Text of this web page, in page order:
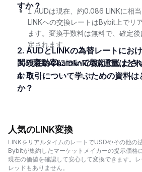
すか？
1 AUDは現在、約0.086 LINKに相
LINKへの交換レートはBybit上でリ
ます。変換手数料は無料で、確定
定されます。
2. AUDとLINKの為替レートにおける、過去24時
間の変動率について教えてくださ
3. 現在のChainlinkの流通量はどれくらいです
か？
4. 取引について学ぶための資料はどこにあります
か？
人気のLINK変換
LINKをリアルタイムのレートでUSDやその他の
Bybitが集約したマーケットメイカーの提示価格
現在の価値を確認して安心して変換できます。
レッドもありません。